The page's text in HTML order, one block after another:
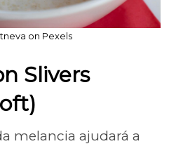
on Pexels
Slivers
melancia ajudará a